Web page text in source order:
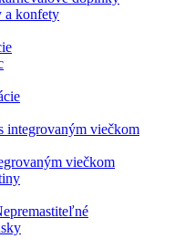
a konfety
integrovaným viečkom
viečkom